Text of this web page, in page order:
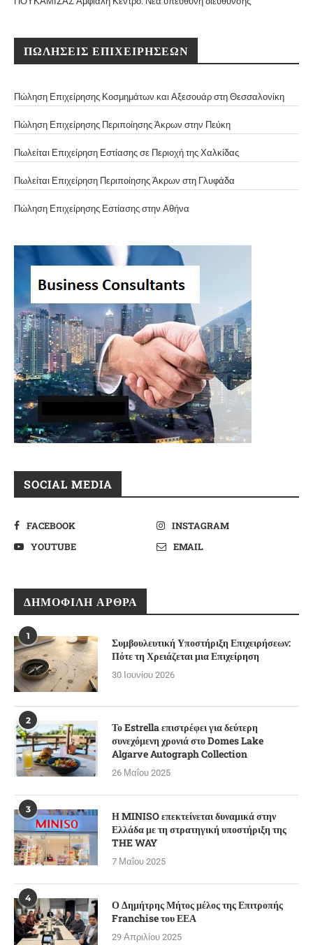
ΠΩΛΗΣΕΙΣ ΕΠΙΧΕΙΡΗΣΕΩΝ
Πώληση Επιχείρησης Κοσμημάτων και Αξεσουάρ στη Θεσσαλονίκη
Πώληση Επιχείρησης Περιποίησης Άκρων στην Πεύκη
Πωλείται Επιχείρηση Εστίασης σε Περιοχή της Χαλκίδας
Πωλείται Επιχείρηση Περιποίησης Άκρων στη Γλυφάδα
Πώληση Επιχείρησης Εστίασης στην Αθήνα
SOCIAL MEDIA
FACEBOOK
INSTAGRAM
YOUTUBE
EMAIL
ΔΗΜΟΦΙΛΉ ΆΡΘΡΑ
1
Συμβουλευτική Υποστήριξη Επιχειρήσεων:
Πότε τη Χρειάζεται μια Επιχείρηση
30 Ιουνίου 2026
2
Το Estrella επιστρέφει για δεύτερη
συνεχόμενη χρονιά στο Domes Lake
Algarve Autograph Collection
26 Μαΐου 2025
3
Η MINISO επεκτείνεται δυναμικά στην
Ελλάδα με τη στρατηγική υποστήριξη της
THE WAY
7 Μαΐου 2025
4
Ο Δημήτρης Μήτος μέλος της Επιτροπής
Franchise του ΕΕΑ
29 Απριλίου 2025